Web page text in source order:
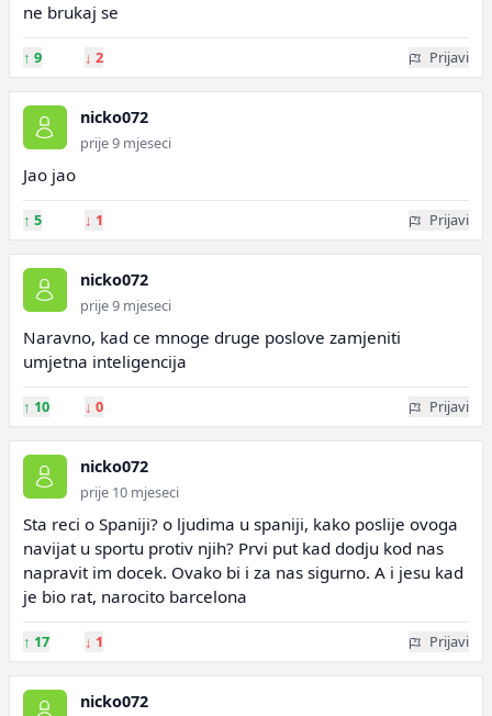
ne brukaj se
↑ 9 ↓ 2 Prijavi
nicko072
prije 9 mjeseci
Jao jao
↑ 5 ↓ 1 Prijavi
nicko072
prije 9 mjeseci
Naravno, kad ce mnoge druge poslove zamjeniti
umjetna inteligencija
↑ 10 ↓ 0 Prijavi
nicko072
prije 10 mjeseci
Sta reci o Spaniji? o ljudima u spaniji, kako poslije ovoga
navijat u sportu protiv njih? Prvi put kad dodju kod nas
napravit im docek. Ovako bi i za nas sigurno. A i jesu kad
je bio rat, narocito barcelona
↑ 17 ↓ 1 Prijavi
nicko072